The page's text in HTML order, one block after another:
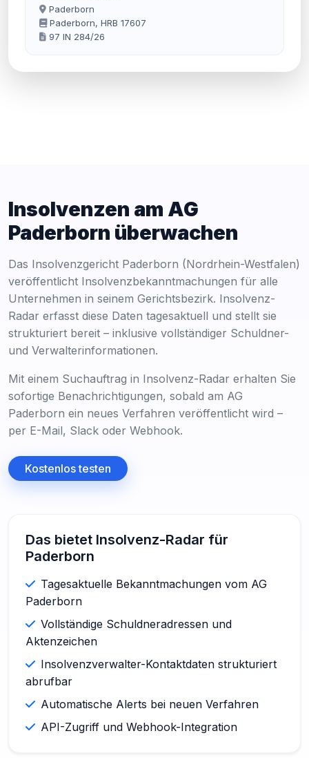
Paderborn
Paderborn, HRB 17607
97 IN 284/26
Insolvenzen am AG
Paderborn überwachen
Das Insolvenzgericht Paderborn (Nordrhein-Westfalen)
veröffentlicht Insolvenzbekanntmachungen für alle
Unternehmen in seinem Gerichtsbezirk. Insolvenz-
Radar erfasst diese Daten tagesaktuell und stellt sie
strukturiert bereit – inklusive vollständiger Schuldner-
und Verwalterinformationen.
Mit einem Suchauftrag in Insolvenz-Radar erhalten Sie
sofortige Benachrichtigungen, sobald am AG
Paderborn ein neues Verfahren veröffentlicht wird –
per E-Mail, Slack oder Webhook.
Kostenlos testen
Das bietet Insolvenz-Radar für
Paderborn
Tagesaktuelle Bekanntmachungen vom AG
Paderborn
Vollständige Schuldneradressen und
Aktenzeichen
Insolvenzverwalter-Kontaktdaten strukturiert
abrufbar
Automatische Alerts bei neuen Verfahren
API-Zugriff und Webhook-Integration